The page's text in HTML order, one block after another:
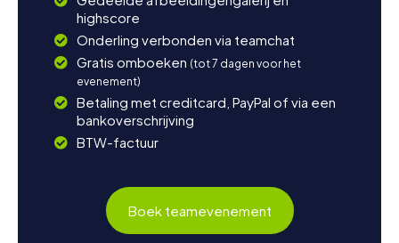
highscore
Onderling verbonden via teamchat
Gratis omboeken (tot 7 dagen voor het
evenement)
Betaling met creditcard, PayPal of via een
bankoverschrijving
BTW-factuur
Boek teamevenement